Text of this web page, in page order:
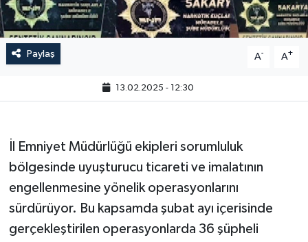
Paylaş A- A+
13.02.2025 - 12:30
İl Emniyet Müdürlüğü ekipleri sorumluluk
bölgesinde uyuşturucu ticareti ve imalatının
engellenmesine yönelik operasyonlarını
sürdürüyor. Bu kapsamda şubat ayı içerisinde
gerçekleştirilen operasyonlarda 36 şüpheli